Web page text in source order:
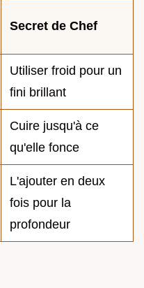
Secret de Chef
Utiliser froid pour un
fini brillant
Cuire jusqu'à ce
qu'elle fonce
L'ajouter en deux
fois pour la
profondeur